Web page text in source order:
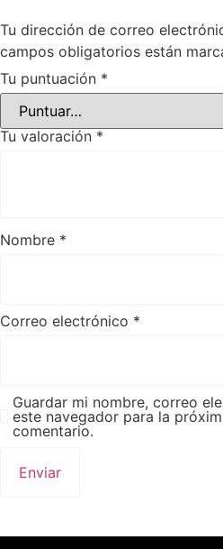
Tu dirección de correo
campos obligatorios están
Tu puntuación *
Tu valoración *
Nombre *
Correo electrónico *
Guardar mi nombre, correo
este navegador para la
comentario.